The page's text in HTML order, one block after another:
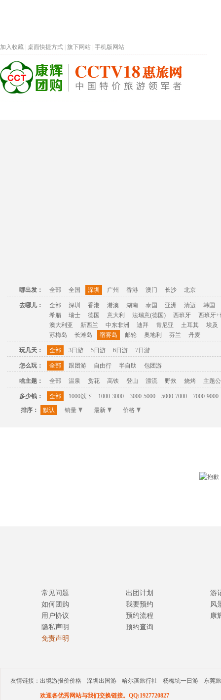
加入收藏 桌面快捷方式 旗下网站 手机版网站
哪出发： 全部 全国 深圳 广州 香港 澳门 长沙 北京
去哪儿： 全部 深圳 香港 港澳 湖南 泰国 亚洲 清迈
韩国
希腊
瑞士 德国 意大利 法瑞意(德国) 西班牙
西班牙+
澳大利亚
新西兰 中东非洲 迪拜 肯尼亚 土耳其
埃及
苏梅岛
长滩岛 宿雾岛 邮轮 奥地利 芬兰 丹麦
玩几天： 全部 3日游 5日游 6日游 7日游
怎么玩： 全部 跟团游 自由行 半自助 包团游
啥主题： 全部 温泉 赏花 高铁 登山 漂流 野炊 烧烤 主题
多少钱： 全部 1000以下 1000-3000 3000-5000 5000-7000
7000-9000
排序：
默认 销量 最新 价格
常见问题
如何团购
用户协议
隐私声明
免责声明
出团计划
我要预约
预约流程
预约查询
游
风
康
友情链接： 出境游报价价格 深圳出国游 哈尔滨旅行社 杨梅坑一日游 东莞
欢迎各优秀网站与我们交换链接。QQ:1927720827